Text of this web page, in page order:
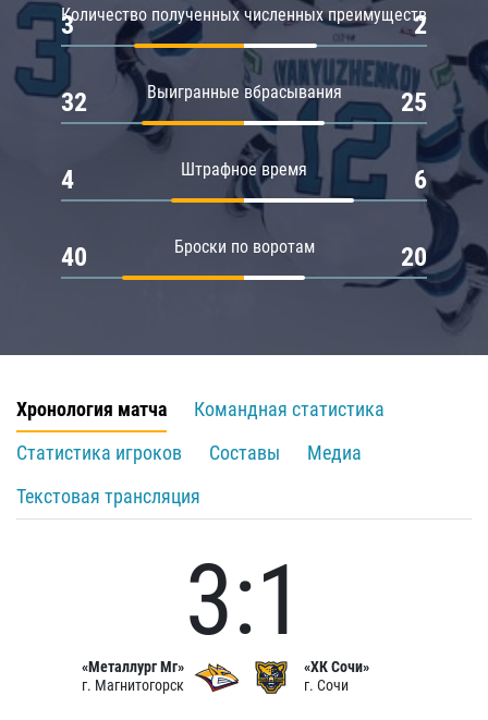
Количество полученных численных преимуществ
3 2
Выигранные вбрасывания
32 25
Штрафное время
4 6
Броски по воротам
40 20
Хронология матча
Командная статистика
Статистика игроков
Составы
Медиа
Текстовая трансляция
«Металлург Мг»
г. Магнитогорск
3:1
«ХК Сочи»
г. Сочи